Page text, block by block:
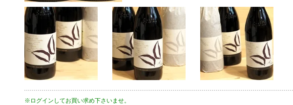
※ログインしてお買い求め下さいませ。